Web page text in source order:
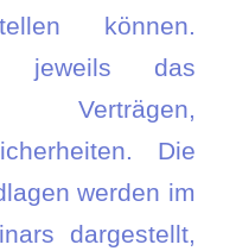
können.
jeweils das
Verträgen,
Die
werden im
dargestellt,